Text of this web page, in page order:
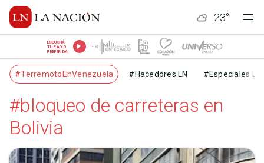
23°
ESCUCHÁ
TU RADIO
PREFERIDA
#TerremotoEnVenezuela #Hacedores LN #Especiales LN
#bloqueo de carreteras en
Bolivia